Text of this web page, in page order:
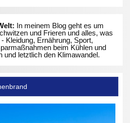
In meinem Blog geht es um
und Frieren und alles, was
Kleidung, Ernährung, Sport,
beim Kühlen und
und letztlich den Klimawandel.